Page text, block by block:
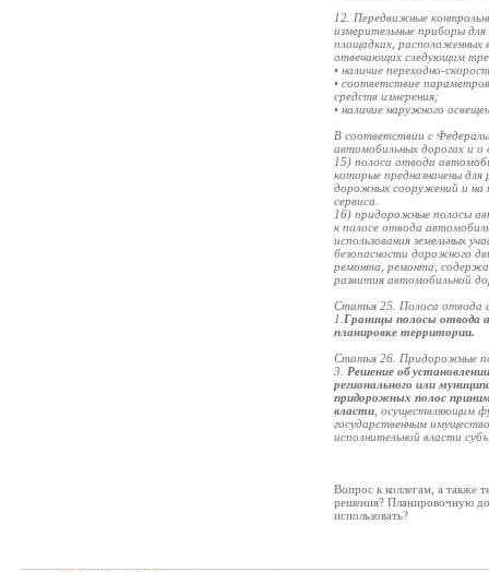
12. Передвижные
измерительные приборы
площадках, расположенных
отвечающих следующим
• наличие переходно-
• соответствие
средств измерения;
• наличие наружного
В соответствии с
автомобильных дорогах и
15) полоса отвода
которые предназначены
дорожных сооружений и на
сервиса.
16) придорожные полосы
к полосе отвода
использования земельных
безопасности дорожного
ремонта, ремонта,
развития автомобильной
Статья 25. Полоса отвода
1. Границы полосы отвода
планировке территории.
Статья 26. Придорожные
3. Решение об
регионального или
придорожных полос
власти , осуществляющим
государственным
исполнительной власти
Вопрос к коллегам, а также
решения? Планировочную
использовать?